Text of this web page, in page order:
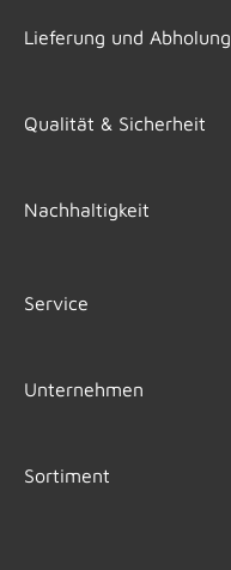
Lieferung und Abholung
Qualität & Sicherheit
Nachhaltigkeit
Service
Unternehmen
Sortiment